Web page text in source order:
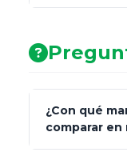
AA
¿Con qué
comparar